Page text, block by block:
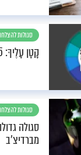
סגולות
קָטָן עָלֶיךָ: 5 סְגֻלּוֹת לְהַצְלָחָה בְּמִבְחָן
סגולות
סגולה
מברדיצ'ב